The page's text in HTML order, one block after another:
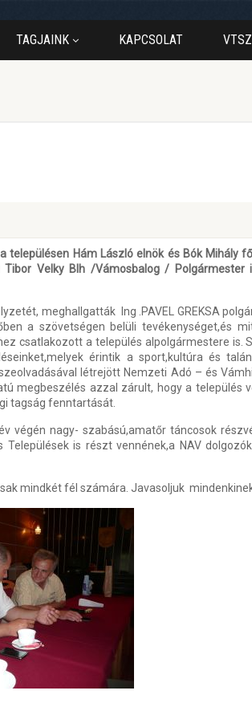
TAGJAINK KAPCSOLAT
Hám László elnök és Bók Mihály
Velky Blh /Vámosbalog / Polgármester
meghallgatták Ing .PAVEL GREKSA
a szövetségen belüli tevékenységet,és
csatlakozott a település alpolgármestere is.
érintik a sport,kultúra és
létrejött Nemzeti Adó – és
megbeszélés azzal zárult, hogy a település
tagság fenntartását.
nagy- szabású,amatőr táncosok
is részt vennének,a NAV
mindkét fél számára. Javasoljuk